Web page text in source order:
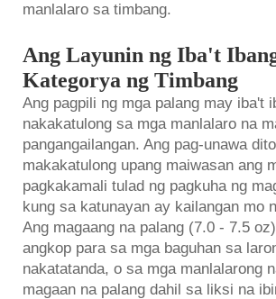
manlalaro sa timbang.
Ang Layunin ng Iba't
Kategorya ng Timbang
Ang pagpili ng mga palang may iba't
nakakatulong sa mga manlalaro na
pangangailangan. Ang pag-unawa
makakatulong upang maiwasan ang
pagkakamali tulad ng pagkuha ng
kung sa katunayan ay kailangan mo
Ang magaang na palang (7.0 - 7.5
angkop para sa mga baguhan sa
nakatatanda, o sa mga manlalarong
magaan na palang dahil sa liksi na